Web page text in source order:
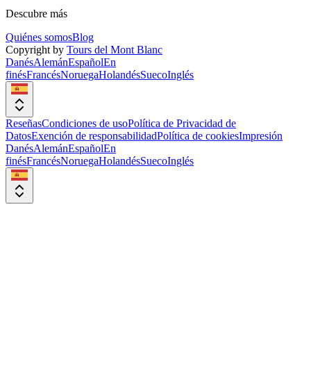
Descubre más
Quiénes somosBlog
Copyright by Tours del Mont Blanc
DanésAlemánEspañolEn
finésFrancésNoruegaHolandésSuecoInglés
ReseñasCondiciones de usoPolítica de Privacidad de
DatosExención de responsabilidadPolítica de cookiesImpresión
DanésAlemánEspañolEn
finésFrancésNoruegaHolandésSuecoInglés